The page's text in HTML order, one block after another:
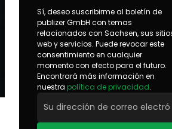
Sí, deseo suscribirme al boletín de
publizer GmbH con temas
relacionados con Sachsen, sus
web y servicios. Puede revocar este
consentimiento en cualquier
momento con efecto para el futuro.
Encontrará más información en
nuestra política de privacidad.